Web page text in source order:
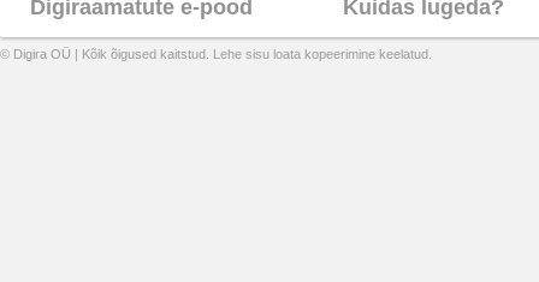
Digiraamatute e-pood Kuidas lugeda?
© Digira OÜ | Kõik õigused kaitstud. Lehe sisu loata kopeerimine keelatud.